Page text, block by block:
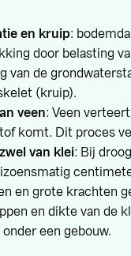
en kruip:
door belasting
van de
(kruip).
veen: Veen
komt. Dit proces
van klei: Bij
en grote krachten
en dikte van de
een gebouw.